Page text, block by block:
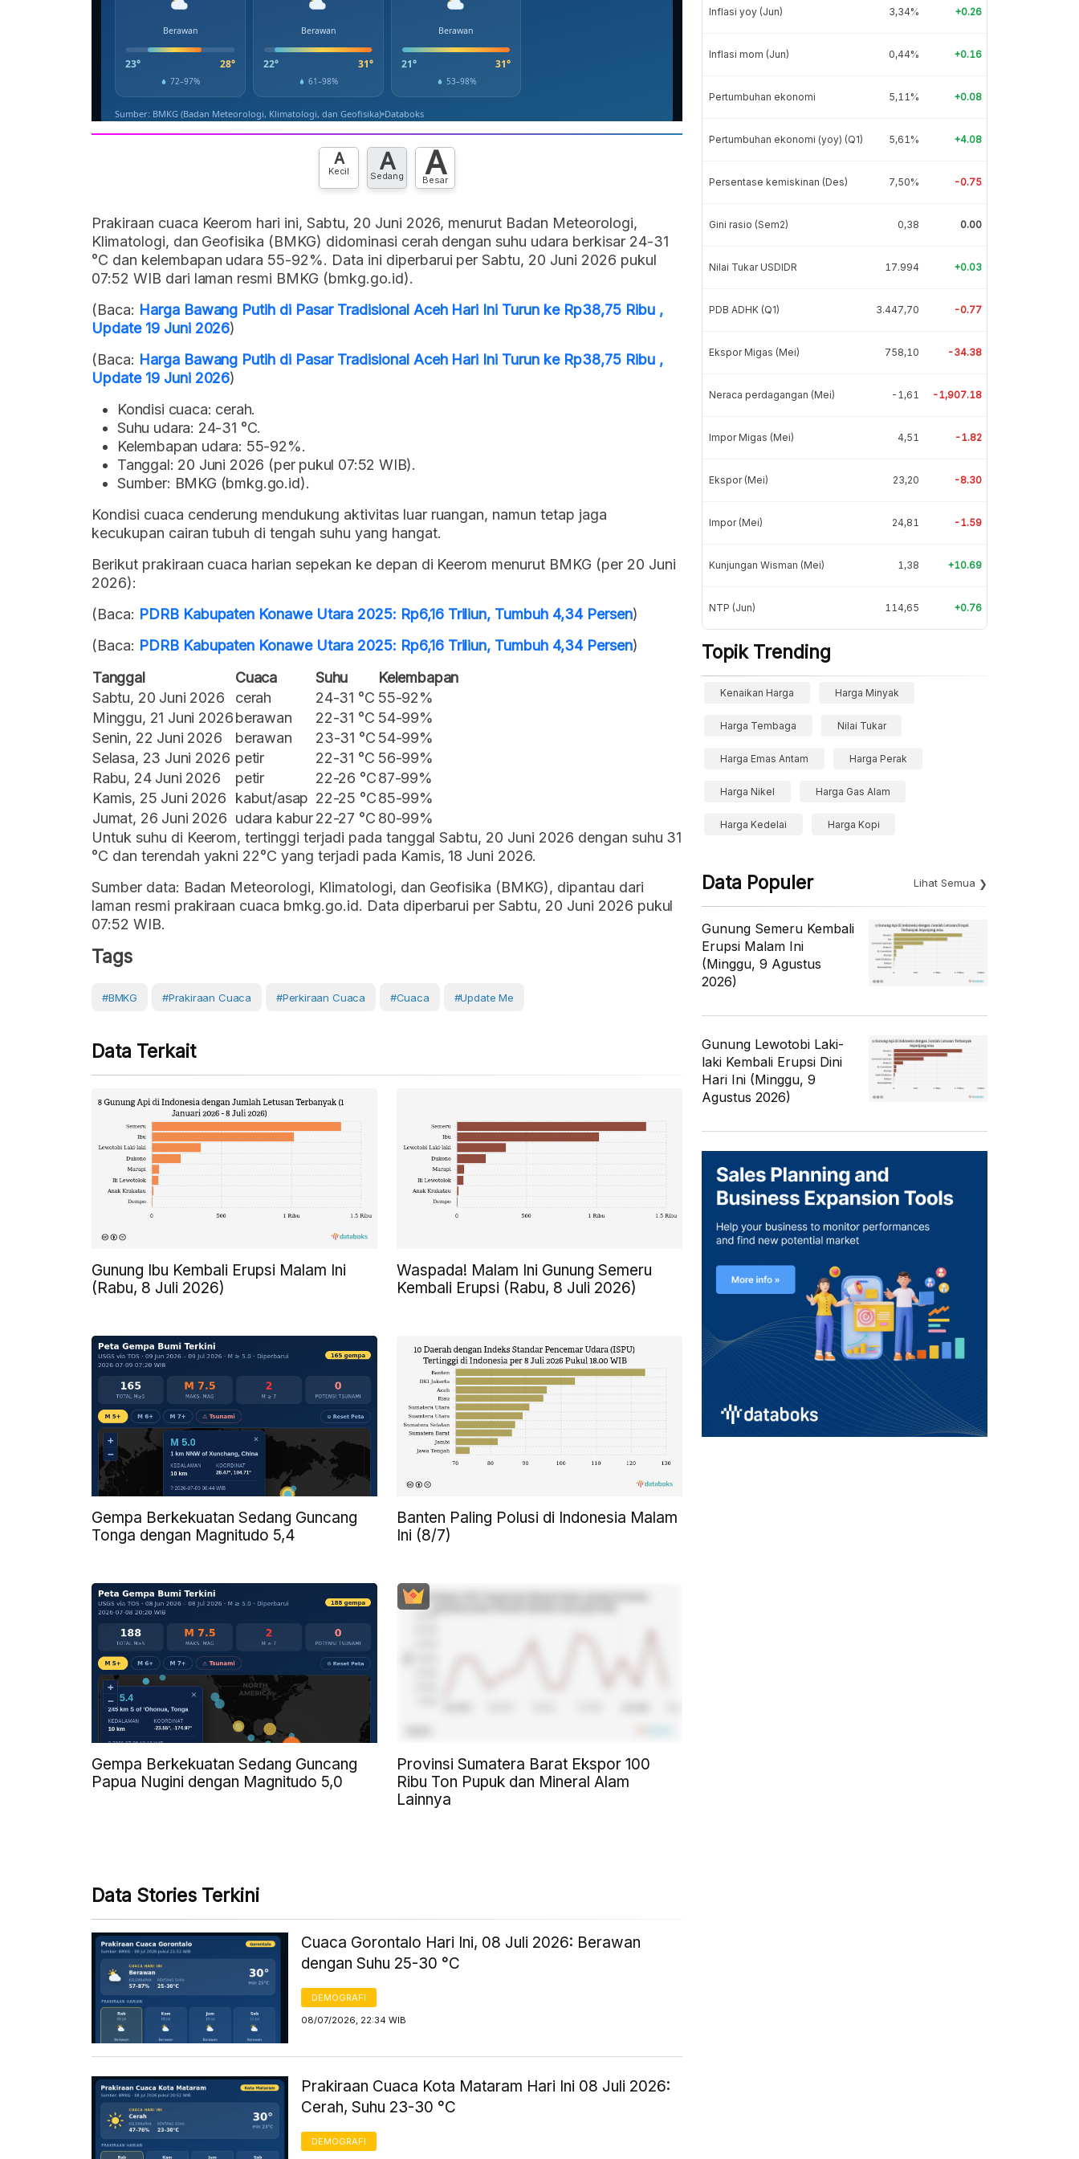
A
Kecil A
Sedang A
Besar
Prakiraan cuaca Keerom hari ini, Sabtu, 20 Juni 2026, menurut Badan Meteorologi,
Klimatologi, dan Geofisika (BMKG) didominasi cerah dengan suhu udara berkisar 24-31
°C dan kelembapan udara 55-92%. Data ini diperbarui per Sabtu, 20 Juni 2026 pukul
07:52 WIB dari laman resmi BMKG (bmkg.go.id).
(Baca: Harga Bawang Putih di Pasar Tradisional Aceh Hari Ini Turun ke Rp38,75 Ribu ,
Update 19 Juni 2026)
(Baca: Harga Bawang Putih di Pasar Tradisional Aceh Hari Ini Turun ke Rp38,75 Ribu ,
Update 19 Juni 2026)
Kondisi cuaca: cerah.
Suhu udara: 24-31 °C.
Kelembapan udara: 55-92%.
Tanggal: 20 Juni 2026 (per pukul 07:52 WIB).
Sumber: BMKG (bmkg.go.id).
Kondisi cuaca cenderung mendukung aktivitas luar ruangan, namun tetap jaga
kecukupan cairan tubuh di tengah suhu yang hangat.
Berikut prakiraan cuaca harian sepekan ke depan di Keerom menurut BMKG (per 20 Juni
2026):
(Baca: PDRB Kabupaten Konawe Utara 2025: Rp6,16 Triliun, Tumbuh 4,34 Persen)
(Baca: PDRB Kabupaten Konawe Utara 2025: Rp6,16 Triliun, Tumbuh 4,34 Persen)
Tanggal
Cuaca Suhu
Kelembapan
Sabtu, 20 Juni 2026
cerah 24-31 °C 55-92%
Minggu, 21 Juni 2026berawan 22-31 °C 54-99%
Senin, 22 Juni 2026
berawan 23-31 °C 54-99%
Selasa, 23 Juni 2026 petir 22-31 °C 56-99%
Rabu, 24 Juni 2026
petir 22-26 °C87-99%
Kamis, 25 Juni 2026
kabut/asap 22-25 °C85-99%
Jumat, 26 Juni 2026 udara kabur22-27 °C 80-99%
Untuk suhu di Keerom, tertinggi terjadi pada tanggal Sabtu, 20 Juni 2026 dengan suhu 31
°C dan terendah yakni 22°C yang terjadi pada Kamis, 18 Juni 2026.
Sumber data: Badan Meteorologi, Klimatologi, dan Geofisika (BMKG), dipantau dari
laman resmi prakiraan cuaca bmkg.go.id. Data diperbarui per Sabtu, 20 Juni 2026 pukul
07:52 WIB.
Tags
#BMKG #prakiraan Cuaca #perkiraan Cuaca #cuaca #Update Me
Data Terkait
Gunung Ibu Kembali Erupsi Malam Ini
(Rabu, 8 Juli 2026)
Waspada! Malam Ini Gunung Semeru
Kembali Erupsi (Rabu, 8 Juli 2026)
Gempa Berkekuatan Sedang Guncang
Tonga dengan Magnitudo 5,4
Banten Paling Polusi di Indonesia Malam
Ini (8/7)
Gempa Berkekuatan Sedang Guncang
Papua Nugini dengan Magnitudo 5,0
Provinsi Sumatera Barat Ekspor 100
Ribu Ton Pupuk dan Mineral Alam
Lainnya
Data Stories Terkini
Cuaca Gorontalo Hari Ini, 08 Juli 2026: Berawan
dengan Suhu 25-30 °C
DEMOGRAFI
08/07/2026, 22:34 WIB
Prakiraan Cuaca Kota Mataram Hari Ini 08 Juli 2026:
Cerah, Suhu 23-30 °C
DEMOGRAFI
Inflasi yoy (Jun) 3,34% +0.26
Inflasi mom (Jun) 0,44% +0.16
Pertumbuhan ekonomi 5,11% +0.08
Pertumbuhan ekonomi (yoy) (Q1) 5,61% +4.08
Persentase kemiskinan (Des) 7,50% -0.75
Gini rasio (Sem2) 0,38 0.00
Nilai Tukar USDIDR 17.994 +0.03
PDB ADHK (Q1) 3.447,70 -0.77
Ekspor Migas (Mei) 758,10 -34.38
Neraca perdagangan (Mei) -1,61 -1,907.18
Impor Migas (Mei) 4,51 -1.82
Ekspor (Mei) 23,20 -8.30
Impor (Mei) 24,81 -1.59
Kunjungan Wisman (Mei) 1,38 +10.69
NTP (Jun) 114,65 +0.76
Topik Trending
Kenaikan Harga Harga Minyak
Harga Tembaga Nilai Tukar
Harga Emas Antam Harga Perak
Harga Nikel Harga Gas Alam
Harga Kedelai Harga Kopi
Data Populer Lihat Semua
Gunung Semeru Kembali
Erupsi Malam Ini
(Minggu, 9 Agustus
2026)
Gunung Lewotobi Laki-
laki Kembali Erupsi Dini
Hari Ini (Minggu, 9
Agustus 2026)